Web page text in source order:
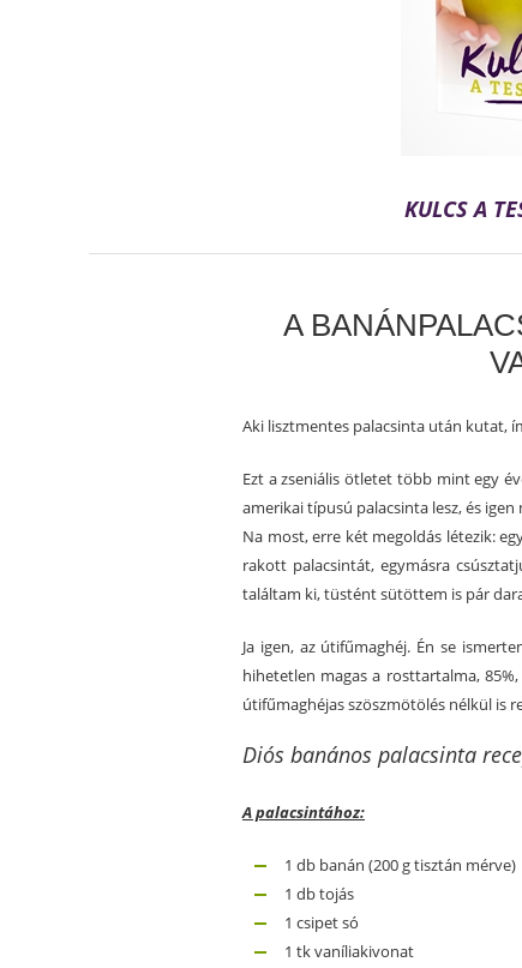
KULCS A
A
Aki lisztmentes palacsinta után kutat,
Ezt a zseniális ötletet több mint egy
amerikai típusú palacsinta lesz, és
Na most, erre két megoldás létezik:
rakott palacsintát, egymásra
találtam ki, tüstént sütöttem is pár
Ja igen, az útifűmaghéj. Én se
hihetetlen magas a rosttartalma,
útifűmaghéjas szöszmötölés nélkül is
Diós banános palacsinta
A palacsintához:
1 db banán (200 g tisztán mérve)
1 db tojás
1 csipet só
1 tk vaníliakivonat